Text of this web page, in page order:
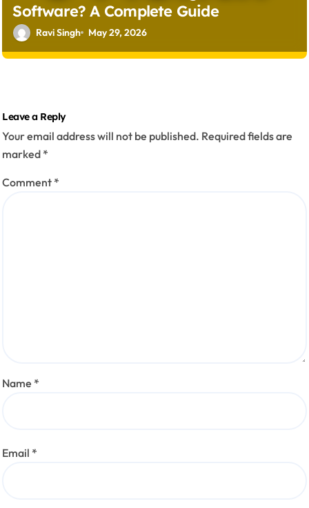
Software? A Complete Guide
Ravi Singh May 29, 2026
Leave a Reply
Your email address will not be published. Required fields are
marked *
Comment *
Name *
Email *